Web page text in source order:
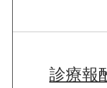
診療報